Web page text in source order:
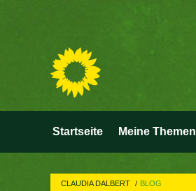
Startseite Meine Themen
CLAUDIA DALBERT BLOG